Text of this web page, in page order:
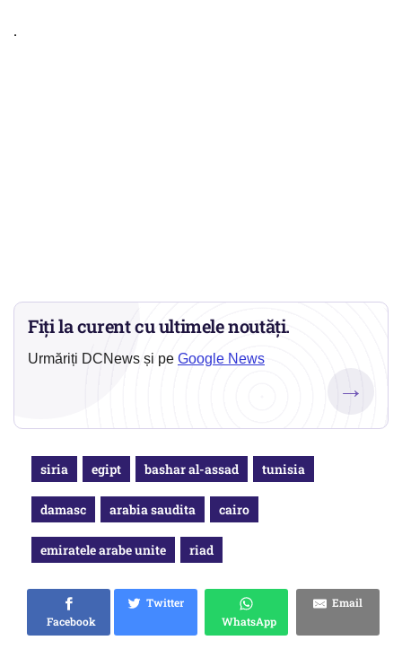
.
Fiți la curent cu ultimele noutăți.
Urmăriți DCNews și pe Google News
→
siria egipt bashar al-assad tunisia
damasc arabia saudita cairo
emiratele arabe unite riad
Facebook
Twitter
WhatsApp
Email